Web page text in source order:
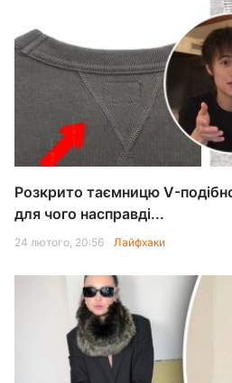
Розкрито таємницю V-
для чого насправді...
24 лютого, 20:56 Лайфхаки